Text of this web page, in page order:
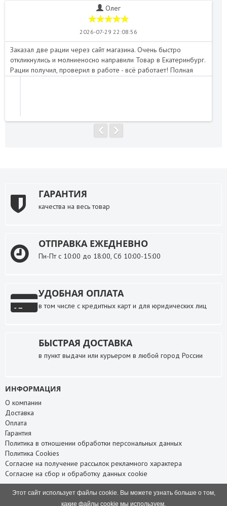
Олег
2026-07-29 22:08:56
Заказал две рации через сайт магазина. Очень быстро
откликнулись и молниеносно направили Товар в Екатеринбург.
Рации получил, проверил в работе - всё работает! Полная
ГАРАНТИЯ
качества на весь товар
ОТПРАВКА ЕЖЕДНЕВНО
Пн-Пт с 10:00 до 18:00, Сб 10:00-15:00
УДОБНАЯ ОПЛАТА
в том числе с кредитных карт и для юридических лиц
БЫСТРАЯ ДОСТАВКА
в пункт выдачи или курьером в любой город России
ИНФОРМАЦИЯ
О компании
Доставка
Оплата
Гарантия
Политика в отношении обработки персональных данных
Политика Cookies
Согласие на получение рассылок рекламного характера
Согласие на сбор и обработку данных cookie
СЛУЖБА ПОДДЕРЖКИ
Этот сайт использует файлы cookie. Вы можете узнать больше о том,
какие файлы cookie мы используем.